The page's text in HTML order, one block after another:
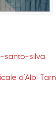
santo-silva
d’Albi Tarn